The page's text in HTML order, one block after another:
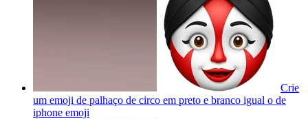
Crie
um emoji de palhaço de circo em preto e branco igual o de
iphone emoji